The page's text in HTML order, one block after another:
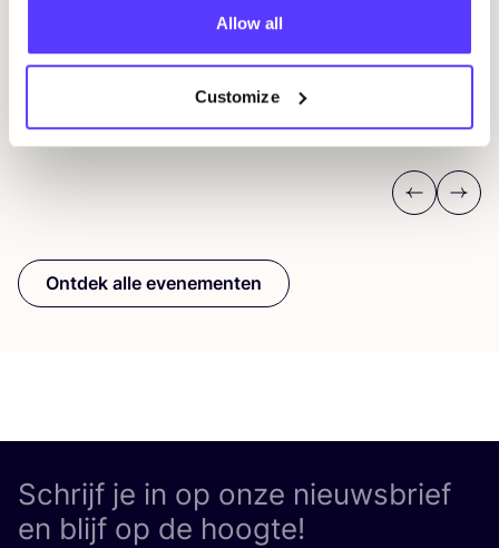
Allow all
Customize
je kleren: borduren met
REST
Pieter Reypenslei 4-6 2640 Mortsel België
Previous
Next
Ontdek alle evenementen
Schrijf je in op onze nieuwsbrief
en blijf op de hoogte!